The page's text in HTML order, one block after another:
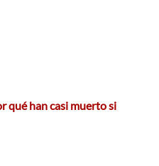
qué han casi muerto si